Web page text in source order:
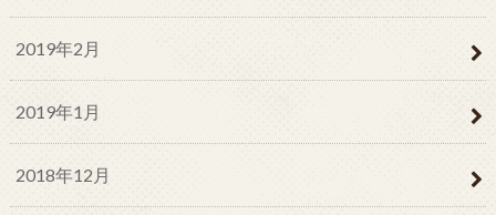
2019年2月
2019年1月
2018年12月